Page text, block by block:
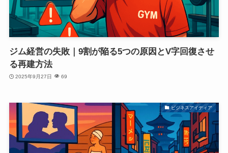
ジム経営の失敗｜9割が陥る5つの原因とV字回復させ
る再建方法
2025年9月27日 69
ビジネスアイディア